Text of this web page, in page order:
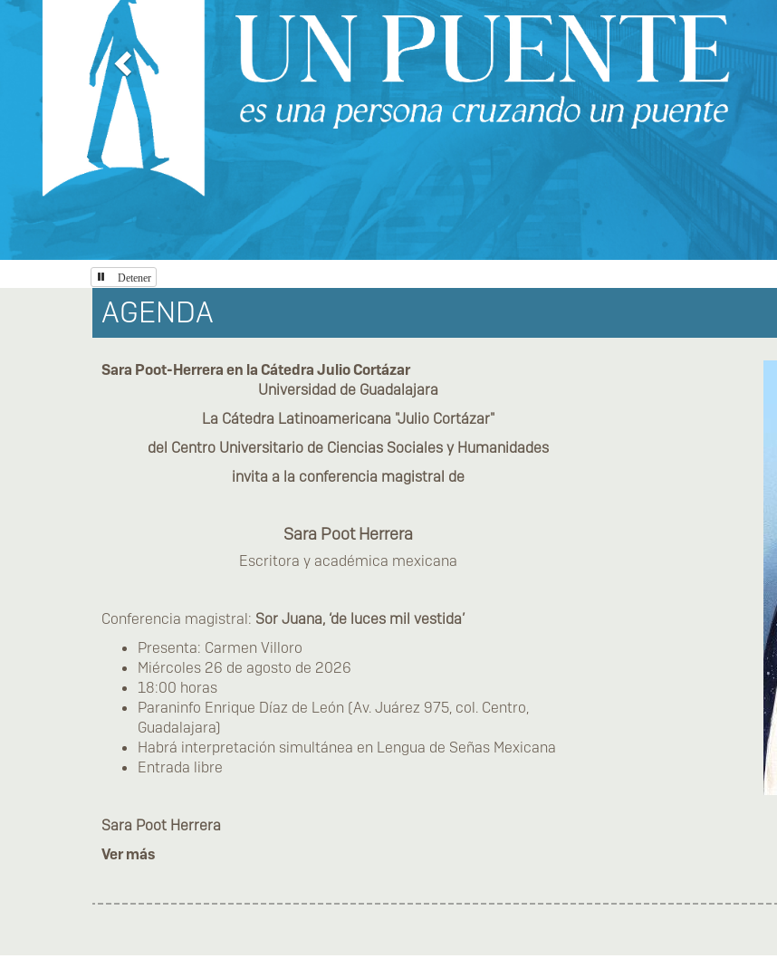
Detener
INICIO
AGENDA
Sara Poot-Herrera en la Cátedra Julio Cortázar
Universidad de Guadalajara
La Cátedra Latinoamericana "Julio Cortázar"
del Centro Universitario de Ciencias Sociales y Humanidades
invita a la conferencia magistral de
Sara Poot Herrera
Escritora y académica mexicana
Conferencia magistral: Sor Juana, ‘de luces mil vestida’
Presenta: Carmen Villoro
Miércoles 26 de agosto de 2026
18:00 horas
Paraninfo Enrique Díaz de León (Av. Juárez 975, col. Centro,
Guadalajara)
Habrá interpretación simultánea en Lengua de Señas Mexicana
Entrada libre
Sara Poot Herrera
Ver más